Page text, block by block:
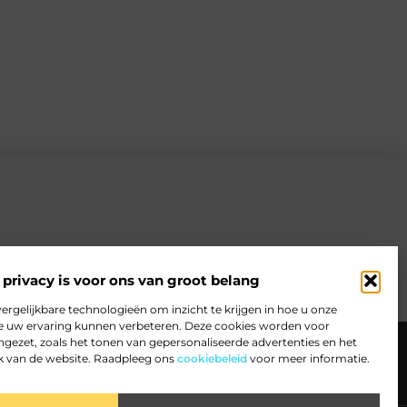
privacy is voor ons van groot belang
technologieën om inzicht te krijgen in hoe u onze
uw ervaring kunnen verbeteren. Deze cookies worden voor
zoals het tonen van gepersonaliseerde advertenties en het
de website. Raadpleeg ons cookiebeleid voor meer informatie.
Website index Cookiebeleid (EU)
maximale uit je website en online activiteiten